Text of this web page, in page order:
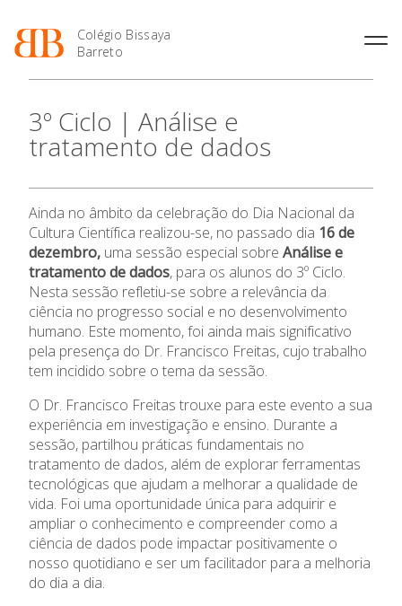
Colégio Bissaya
Barreto
O Colégio
Projeto Educativo
Organização
Colaboradores Não
Docentes
Instalações
Ofertas de emprego
Regulamentos
Jornal “O Coreto”
Privacidade
Oferta Formativa
Enriquecimento Curricular
Oferta Curricular
Sala de Estudo
Atividades de Interrupção
Letiva
Academia de Línguas
Ensino Profissional
Profissionais
Matrículas
Termalismo
Curso de Técnico/a de Apoio
à Família e à Comunidade
Ofertas de Emprego
Ano Letivo
2027
Calendários
de Educação
SIGE
Secretariado de Exames
3º Ciclo | Análise e
tratamento de dados
Ainda no âmbito da celebração do Dia Nacional da
Cultura Científica realizou-se, no passado dia 16 de
dezembro, uma sessão especial sobre Análise e
tratamento de dados, para os alunos do 3º Ciclo.
Nesta sessão refletiu-se sobre a relevância da
ciência no progresso social e no desenvolvimento
humano. Este momento, foi ainda mais significativo
pela presença do Dr. Francisco Freitas, cujo trabalho
tem incidido sobre o tema da sessão.
O Dr. Francisco Freitas trouxe para este evento a sua
experiência em investigação e ensino. Durante a
sessão, partilhou práticas fundamentais no
tratamento de dados, além de explorar ferramentas
tecnológicas que ajudam a melhorar a qualidade de
vida. Foi uma oportunidade única para adquirir e
ampliar o conhecimento e compreender como a
ciência de dados pode impactar positivamente o
nosso quotidiano e ser um facilitador para a melhoria
do dia a dia.